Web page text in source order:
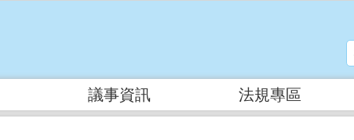
議事資訊 法規專區